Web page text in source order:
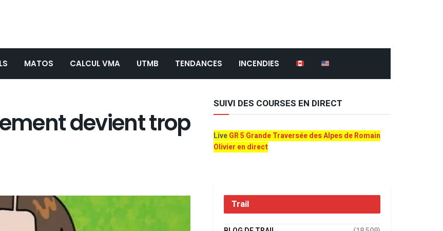
MATOS CALCUL VMA UTMB TENDANCES INCENDIES
devient trop
SUIVI DES COURSES EN DIRECT
LiveGR 5 Grande Traversée des Alpes de Romain
Olivier en direct
Trail